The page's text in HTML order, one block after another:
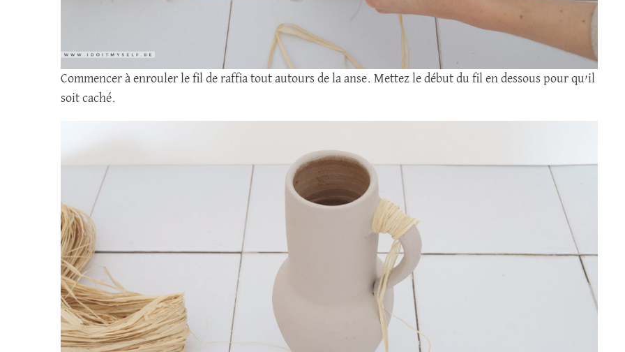
Commencer à enrouler le fil de raffia tout autours de la anse. Mettez le début du fil en dessous pour qu’il
soit caché.